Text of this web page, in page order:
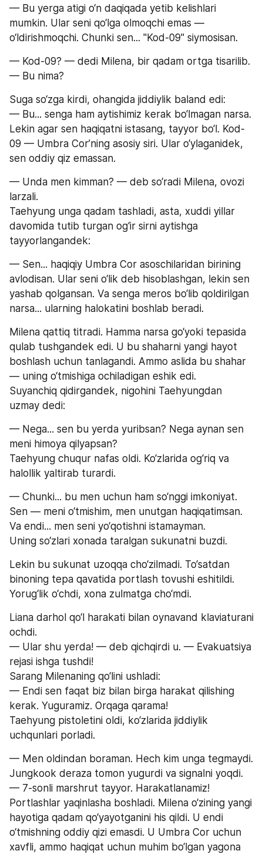
— Bu yerga atigi o‘n daqiqada yetib kelishlari
mumkin. Ular seni qo‘lga olmoqchi emas —
o‘ldirishmoqchi. Chunki sen... "Kod-09" siymosisan.
— Kod-09? — dedi Milena, bir qadam ortga tisarilib.
— Bu nima?
Suga so‘zga kirdi, ohangida jiddiylik baland edi:
— Bu... senga ham aytishimiz kerak bo‘lmagan narsa.
Lekin agar sen haqiqatni istasang, tayyor bo‘l. Kod-
09 — Umbra Cor’ning asosiy siri. Ular o‘ylaganidek,
sen oddiy qiz emassan.
— Unda men kimman? — deb so‘radi Milena, ovozi
larzali.
Taehyung unga qadam tashladi, asta, xuddi yillar
davomida tutib turgan og‘ir sirni aytishga
tayyorlangandek:
— Sen... haqiqiy Umbra Cor asoschilaridan birining
avlodisan. Ular seni o‘lik deb hisoblashgan, lekin sen
yashab qolgansan. Va senga meros bo‘lib qoldirilgan
narsa... ularning halokatini boshlab beradi.
Milena qattiq titradi. Hamma narsa go‘yoki tepasida
qulab tushgandek edi. U bu shaharni yangi hayot
boshlash uchun tanlagandi. Ammo aslida bu shahar
— uning o‘tmishiga ochiladigan eshik edi.
Suyanchiq qidirgandek, nigohini Taehyungdan
uzmay dedi:
— Nega... sen bu yerda yuribsan? Nega aynan sen
meni himoya qilyapsan?
Taehyung chuqur nafas oldi. Ko‘zlarida og‘riq va
halollik yaltirab turardi.
— Chunki... bu men uchun ham so‘nggi imkoniyat.
Sen — meni o‘tmishim, men unutgan haqiqatimsan.
Va endi... men seni yo‘qotishni istamayman.
Uning so‘zlari xonada taralgan sukunatni buzdi.
Lekin bu sukunat uzoqqa cho‘zilmadi. To‘satdan
binoning tepa qavatida portlash tovushi eshitildi.
Yorug‘lik o‘chdi, xona zulmatga cho‘mdi.
Liana darhol qo‘l harakati bilan oynavand klaviaturani
ochdi.
— Ular shu yerda! — deb qichqirdi u. — Evakuatsiya
rejasi ishga tushdi!
Sarang Milenaning qo‘lini ushladi:
— Endi sen faqat biz bilan birga harakat qilishing
kerak. Yuguramiz. Orqaga qarama!
Taehyung pistoletini oldi, ko‘zlarida jiddiylik
uchqunlari porladi.
— Men oldindan boraman. Hech kim unga tegmaydi.
Jungkook deraza tomon yugurdi va signalni yoqdi.
— 7-sonli marshrut tayyor. Harakatlanamiz!
Portlashlar yaqinlasha boshladi. Milena o‘zining yangi
hayotiga qadam qo‘yayotganini his qildi. U endi
o‘tmishning oddiy qizi emasdi. U Umbra Cor uchun
xavfli, ammo haqiqat uchun muhim bo‘lgan yagona